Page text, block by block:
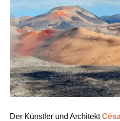
Der Künstler und Architekt